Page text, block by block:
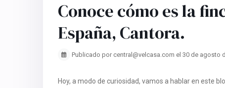
Conoce cómo es la
España, Cantora.
Publicado por central@velcasa.com el 30 de agosto
Hoy, a modo de curiosidad, vamos a hablar en este